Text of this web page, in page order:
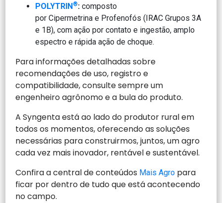
POLYTRIN®:composto
por Cipermetrina e Profenofós (IRAC Grupos 3A
e 1B), com ação por contato e ingestão, amplo
espectro e rápida ação de choque.
Para informações detalhadas sobre
recomendações de uso, registro e
compatibilidade, consulte sempre um
engenheiro agrônomo e a bula do produto.
A Syngenta está ao lado do produtor rural em
todos os momentos, oferecendo as soluções
necessárias para construirmos, juntos, um agro
cada vez mais inovador, rentável e sustentável.
Confira a central de conteúdos Mais Agro para
ficar por dentro de tudo que está acontecendo
no campo.